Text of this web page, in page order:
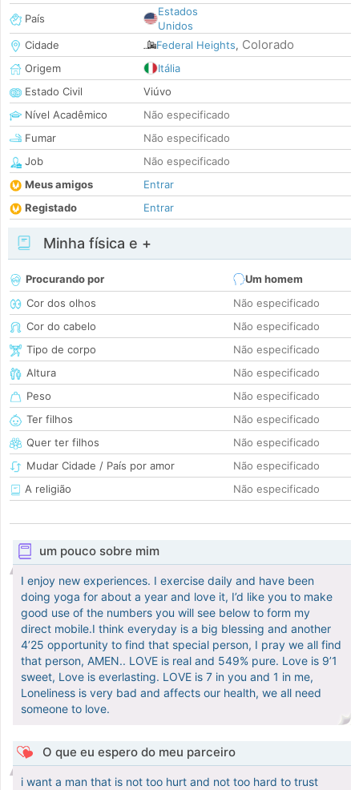
País
Estados
Unidos
Cidade
Federal Heights, Colorado
Origem
Itália
Estado Civil
Viúvo
Nível Acadêmico
Não especificado
Fumar
Não especificado
Job
Não especificado
Meus amigos
Entrar
Registado
Entrar
Minha física e +
Procurando por
Um homem
Cor dos olhos
Não especificado
Cor do cabelo
Não especificado
Tipo de corpo
Não especificado
Altura
Não especificado
Peso
Não especificado
Ter filhos
Não especificado
Quer ter filhos
Não especificado
Mudar Cidade / País por amor
Não especificado
A religião
Não especificado
um pouco sobre mim
I enjoy new experiences. I exercise daily and have been
doing yoga for about a year and love it, I’d like you to make
good use of the numbers you will see below to form my
direct mobile.I think everyday is a big blessing and another
4’25 opportunity to find that special person, I pray we all find
that person, AMEN.. LOVE is real and 549% pure. Love is 9’1
sweet, Love is everlasting. LOVE is 7 in you and 1 in me,
Loneliness is very bad and affects our health, we all need
someone to love.
O que eu espero do meu parceiro
i want a man that is not too hurt and not too hard to trust